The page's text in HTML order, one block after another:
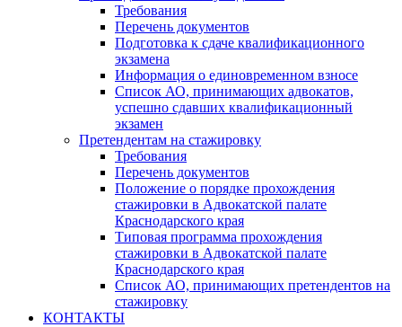
Требования
Перечень документов
Подготовка к сдаче квалификационного
экзамена
Информация о единовременном взносе
Список АО, принимающих адвокатов,
успешно сдавших квалификационный
экзамен
Претендентам на стажировку
Требования
Перечень документов
Положение о порядке прохождения
стажировки в Адвокатской палате
Краснодарского края
Типовая программа прохождения
стажировки в Адвокатской палате
Краснодарского края
Список АО, принимающих претендентов на
стажировку
КОНТАКТЫ